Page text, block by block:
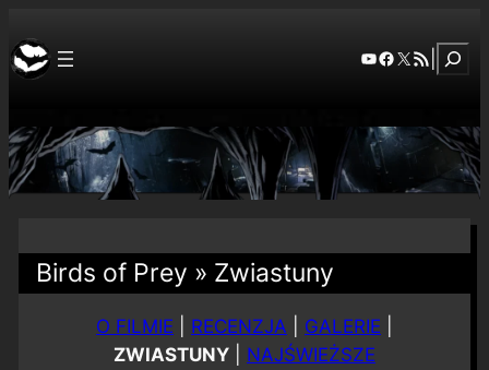
YouTube
Facebook
X RSS Feed
Birds of Prey » Zwiastuny
O FILMIE RECENZJA GALERIE
ZWIASTUNY
NAJŚWIEŻSZE